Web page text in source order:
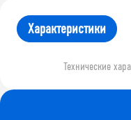
Характеристики
Технические